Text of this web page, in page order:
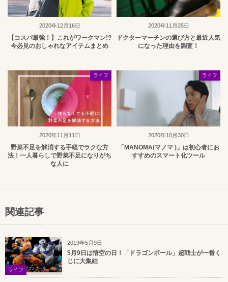
2020年12月16日
【コスパ最強！】これがワークマン!?
今必見のおしゃれなアイテムまとめ
2020年11月25日
ドクターマーチンの選び方と最近人気
になった理由を調査！
2020年11月11日
ライフ
野菜不足を解消する手軽でラクな方
法！一人暮らしで野菜不足になりがち
な人に
2020年10月30日
ライフ
「MANOMA(マノマ )」は初心者にお
すすめのスマート化ツール
関連記事
2019年5月9日
ライフ
5月9日は悟空の日！「ドラゴンボール」超戦士が一番く
じに大集結